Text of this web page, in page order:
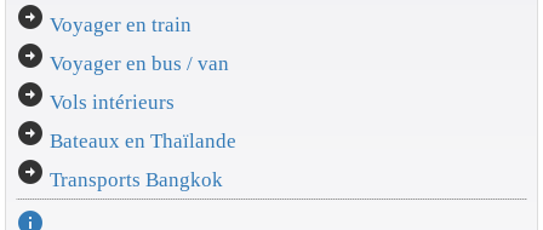
arrow_circle_right Voyager en train
arrow_circle_right Voyager en bus / van
arrow_circle_right Vols intérieurs
arrow_circle_right Bateaux en Thaïlande
arrow_circle_right Transports Bangkok
info